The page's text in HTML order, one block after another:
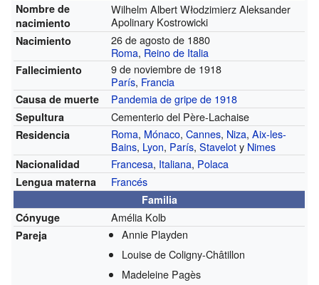
Nombre de
nacimiento
Wilhelm Albert Włodzimierz Aleksander
Apolinary Kostrowicki
Nacimiento
26 de agosto de 1880
Roma, Reino de Italia
Fallecimiento
9 de noviembre de 1918
París, Francia
Causa de muerte Pandemia de gripe de 1918
Sepultura Cementerio del Père-Lachaise
Residencia Roma, Mónaco,Cannes, Niza,Aix-les-
Bains, Lyon, París,Staveloty Nimes
Nacionalidad Francesa, Italiana, Polaca
Lengua materna Francés
Familia
Cónyuge
Amélia Kolb
Pareja
Annie Playden
Louise de Coligny-Châtillon
Madeleine Pagès